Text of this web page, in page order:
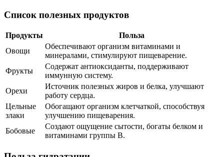
Список полезных продуктов
Продукты
Польза
Овощи
Обеспечивают организм витаминами и
минералами, стимулируют пищеварение.
Фрукты
Содержат антиоксиданты, поддерживают
иммунную систему.
Орехи
Источник полезных жиров и белка, улучшают
работу сердца.
Цельные
злаки
Обогащают организм клетчаткой, способствуя
улучшению пищеварения.
Бобовые
Создают ощущение сытости, богаты белком и
витаминами группы B.